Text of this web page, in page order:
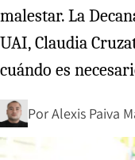
malestar. La
UAI, Claudia
cuándo es
PorAlexis Paiva